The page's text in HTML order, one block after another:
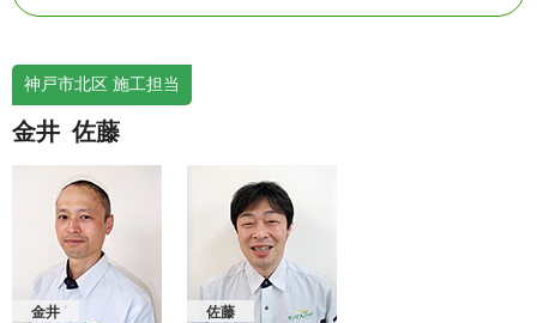
神戸市北区 施工担当
金井 佐藤
金井 佐藤